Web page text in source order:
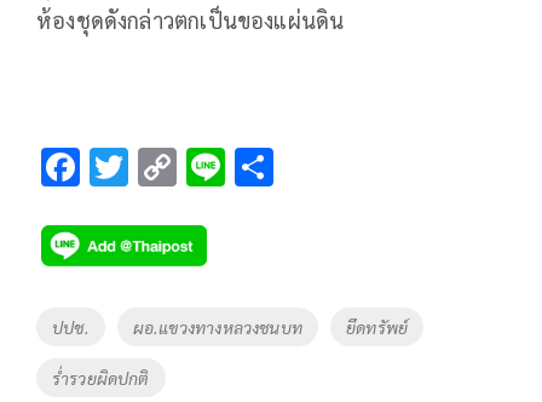
ห้องชุดดังกล่าวตกเป็นของแผ่นดิน
F
e
b
o
o
T
tt
er
C
p
y
Li
Li
Tags
ปปช. ผอ.แขวงทางหลวงชนบท ยึดทรัพย์
ร่ำรวยผิดปกติ